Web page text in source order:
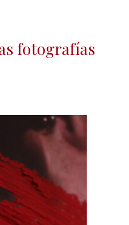
fotografías